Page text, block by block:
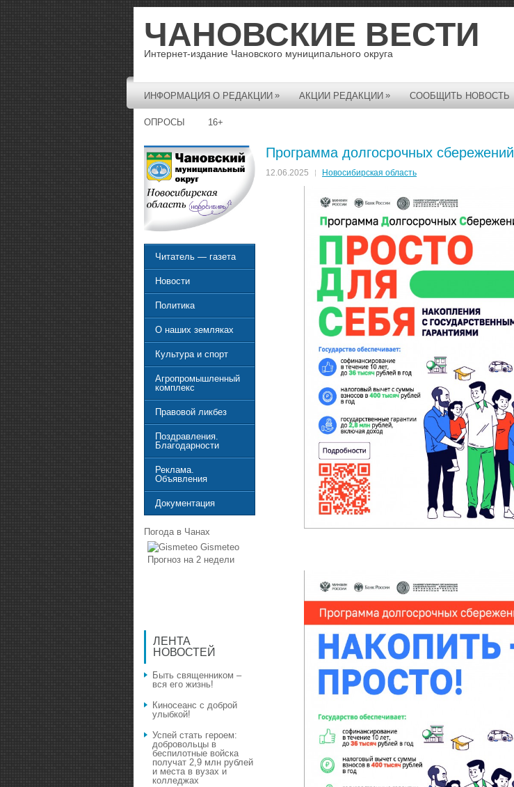
ЧАНОВСКИЕ ВЕСТИ
Интернет-издание Чановского муниципального округа
ИНФОРМАЦИЯ О РЕДАКЦИИ » АКЦИИ РЕДАКЦИИ » СООБЩИТЬ НОВОСТЬ
ОПРОСЫ 16+
Программа долгосрочных сбережений
12.06.2025 Новосибирская область
Читатель — газета
Новости
Политика
О наших земляках
Культура и спорт
Агропромышленный
комплекс
Правовой ликбез
Поздравления.
Благодарности
Реклама.
Объявления
Документация
Погода в Чанах
Gismeteo
Прогноз на 2 недели
ЛЕНТА
НОВОСТЕЙ
Быть священником –
вся его жизнь!
Киносеанс с доброй
улыбкой!
Успей стать героем:
добровольцы в
беспилотные войска
получат 2,9 млн рублей
и места в вузах и
колледжах